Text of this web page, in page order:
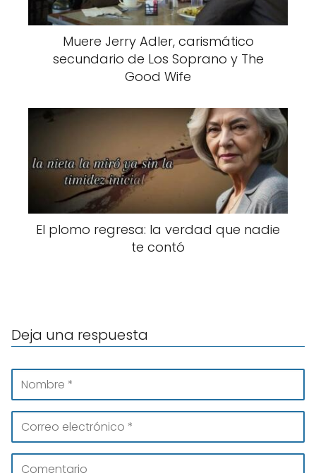
Muere Jerry Adler, carismático
secundario de Los Soprano y The
Good Wife
El plomo regresa: la verdad que nadie
te contó
Deja una respuesta